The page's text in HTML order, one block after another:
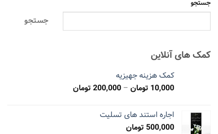
جستجو
جستجو
کمک های آنلاین
کمک هزینه جهیزیه
10,000 تومان –
200,000 تومان
اجاره استند های تسلیت
500,000 تومان